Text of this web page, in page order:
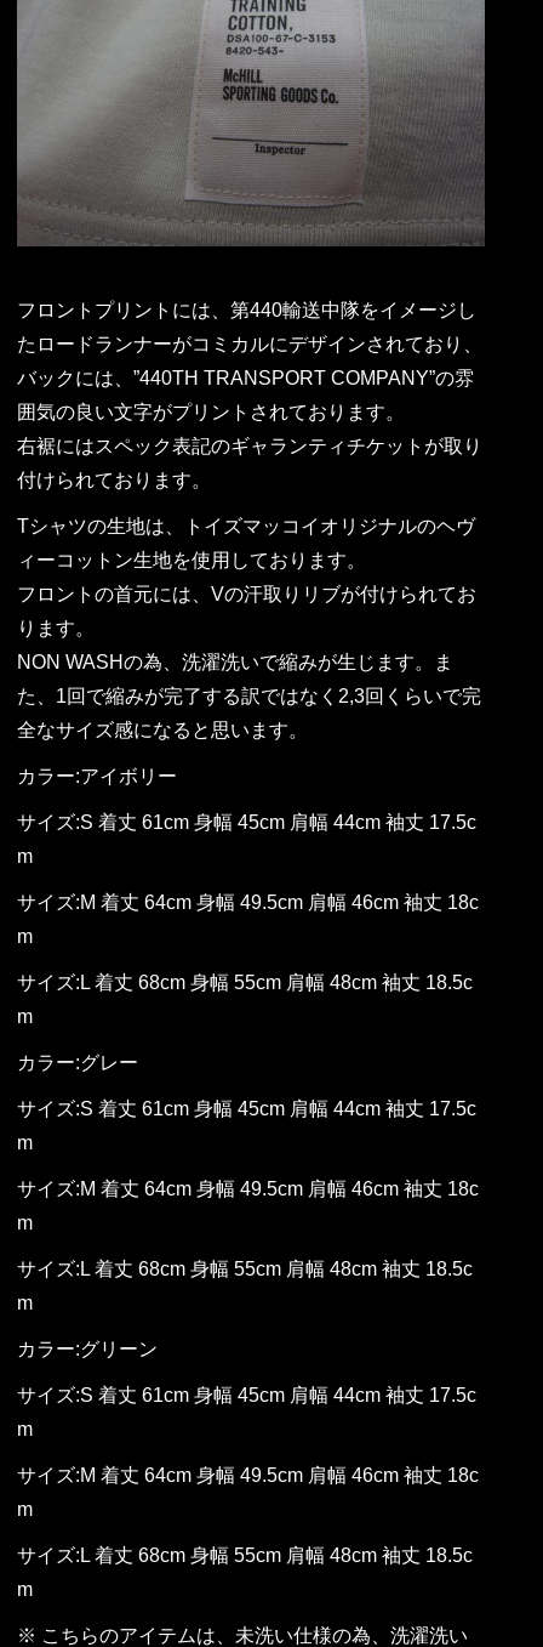
フロントプリントには、第440輸送中隊をイメージし
たロードランナーがコミカルにデザインされており、
バックには、”440TH TRANSPORT COMPANY”の雰
囲気の良い文字がプリントされております。
右裾にはスペック表記のギャランティチケットが取り
付けられております。
Tシャツの生地は、トイズマッコイオリジナルのヘヴ
ィーコットン生地を使用しております。
フロントの首元には、Vの汗取りリブが付けられてお
ります。
NON WASHの為、洗濯洗いで縮みが生じます。ま
た、1回で縮みが完了する訳ではなく2,3回くらいで完
全なサイズ感になると思います。
カラー:アイボリー
サイズ:S 着丈 61cm 身幅 45cm 肩幅 44cm 袖丈 17.5c
m
サイズ:M 着丈 64cm 身幅 49.5cm 肩幅 46cm 袖丈 18c
m
サイズ:L 着丈 68cm 身幅 55cm 肩幅 48cm 袖丈 18.5c
m
カラー:グレー
サイズ:S 着丈 61cm 身幅 45cm 肩幅 44cm 袖丈 17.5c
m
サイズ:M 着丈 64cm 身幅 49.5cm 肩幅 46cm 袖丈 18c
m
サイズ:L 着丈 68cm 身幅 55cm 肩幅 48cm 袖丈 18.5c
m
カラー:グリーン
サイズ:S 着丈 61cm 身幅 45cm 肩幅 44cm 袖丈 17.5c
m
サイズ:M 着丈 64cm 身幅 49.5cm 肩幅 46cm 袖丈 18c
m
サイズ:L 着丈 68cm 身幅 55cm 肩幅 48cm 袖丈 18.5c
m
※ こちらのアイテムは、未洗い仕様の為、洗濯洗い